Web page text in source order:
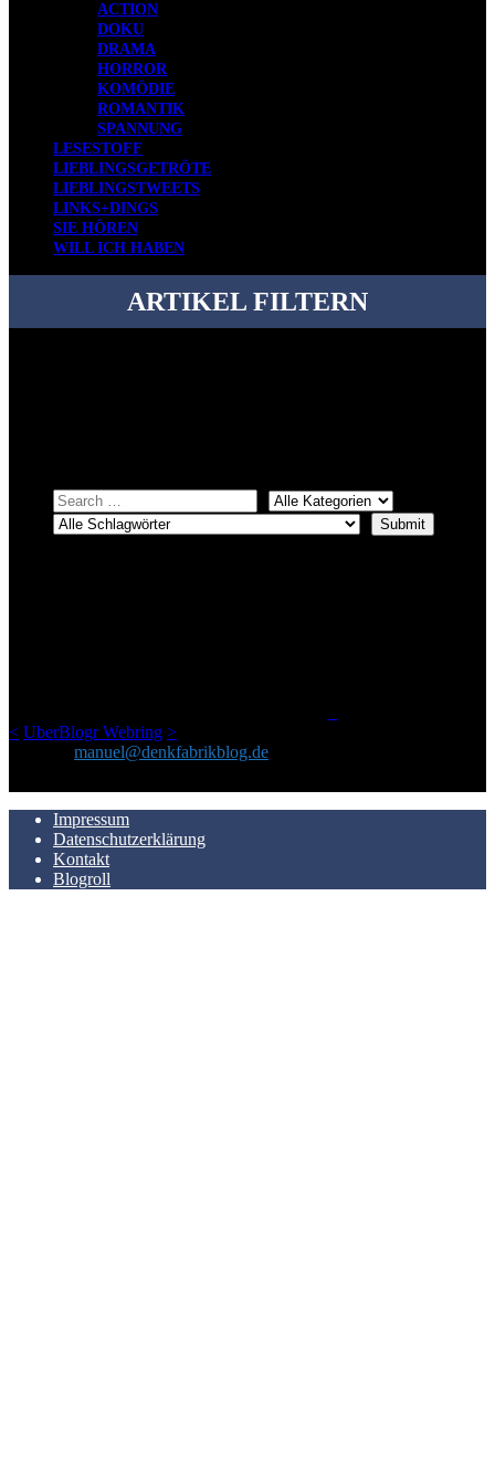
ACTION
DOKU
DRAMA
HORROR
KOMÖDIE
ROMANTIK
SPANNUNG
LESESTOFF
LIEBLINGSGETRÖTE
LIEBLINGSTWEETS
LINKS+DINGS
SIE HÖREN
WILL ICH HABEN
ARTIKEL FILTERN
< UberBlogr Webring >
manuel@denkfabrikblog.de
Impressum
Datenschutzerklärung
Kontakt
Blogroll